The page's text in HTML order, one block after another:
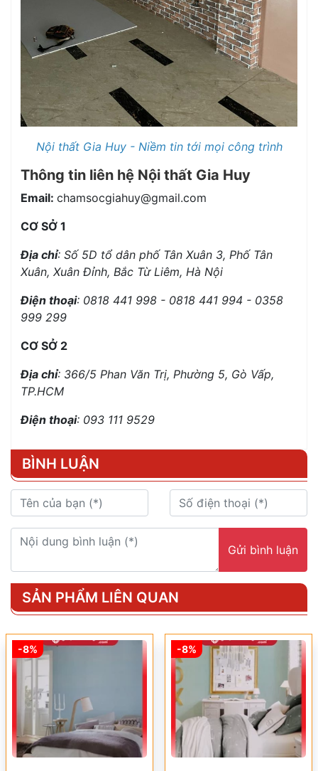
Nội thất Gia Huy - Niềm tin tới mọi công trình
Thông tin liên hệ Nội thất Gia Huy
Email: chamsocgiahuy@gmail.com
CƠ SỞ 1
Địa chỉ: Số 5D tổ dân phố Tân Xuân 3, Phố Tân
Xuân, Xuân Đỉnh, Bắc Từ Liêm, Hà Nội
Điện thoại: 0818 441 998 - 0818 441 994 - 0358
999 299
CƠ SỞ 2
Địa chỉ: 366/5 Phan Văn Trị, Phường 5, Gò Vấp,
TP.HCM
Điện thoại: 093 111 9529
BÌNH LUẬN
Gửi bình luận
SẢN PHẨM LIÊN QUAN
-8% -8%